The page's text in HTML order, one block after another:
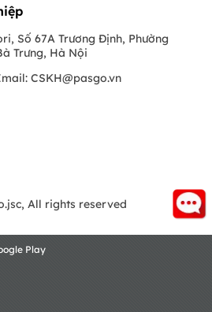
Số 67A Trương Định, Phường
Trưng, Hà Nội
CSKH@pasgo.vn
All rights reserved
Play